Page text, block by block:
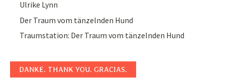
Ulrike Lynn
Der Traum vom tänzelnden Hund
Traumstation: Der Traum vom tänzelnden Hund
DANKE. THANK YOU. GRACIAS.